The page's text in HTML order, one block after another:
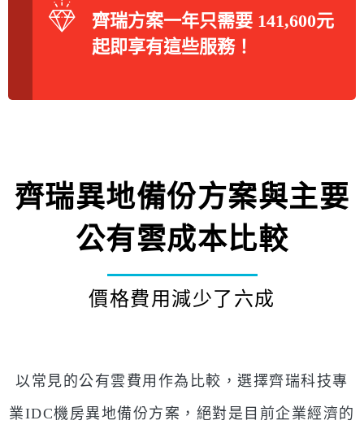
齊瑞方案一年只需要 141,600元
起即享有這些服務！
齊瑞異地備份方案與主要
公有雲成本比較
價格費用減少了六成
以常見的公有雲費用作為比較，選擇齊瑞科技專
業IDC機房異地備份方案，絕對是目前企業經濟的